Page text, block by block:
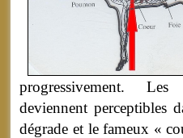
progressivement. Les
deviennent perceptibles
dégrade et le fameux «